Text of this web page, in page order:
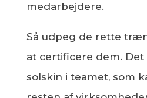
medarbejdere.
Så udpeg de rette
at certificere dem.
solskin i teamet, som